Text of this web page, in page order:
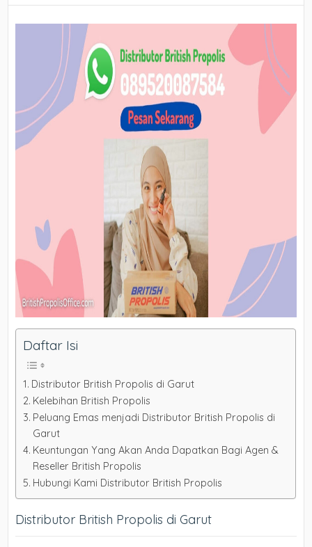
Daftar Isi
Distributor British Propolis di Garut
Kelebihan British Propolis
Peluang Emas menjadi Distributor British Propolis di
Garut
Keuntungan Yang Akan Anda Dapatkan Bagi Agen &
Reseller British Propolis
Hubungi Kami Distributor British Propolis
Distributor British Propolis di Garut